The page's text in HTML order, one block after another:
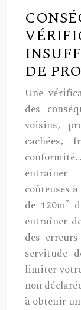
DE
Une
des
voisins,
cachées,
entraîner
coûteuses
de 120m²
entraîner
des
servitude
limiter
non
à obtenir